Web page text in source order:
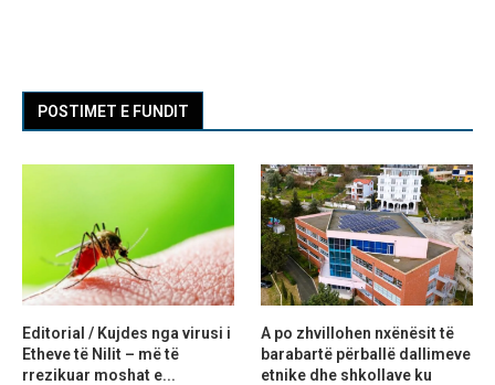
POSTIMET E FUNDIT
Editorial / Kujdes nga virusi i
Etheve të Nilit – më të
rrezikuar moshat e...
A po zhvillohen nxënësit të
barabartë përballë dallimeve
etnike dhe shkollave ku